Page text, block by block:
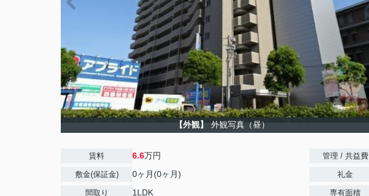
【外観】 外観写真（昼）
賃料 6.6万円
敷金(保証金) 0ヶ月(0ヶ月)
間取り 1LDK
管理 / 共益費
礼金
専有面積